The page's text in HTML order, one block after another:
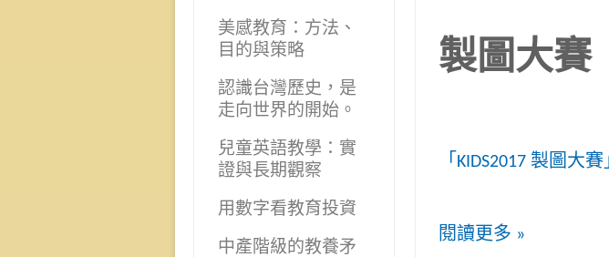
製圖大賽
「KIDS2017 製圖大
閱讀更多 »
美感教育：方法、
目的與策略
認識台灣歷史，是
走向世界的開始。
兒童英語教學：實
證與長期觀察
用數字看教育投資
中產階級的教養矛